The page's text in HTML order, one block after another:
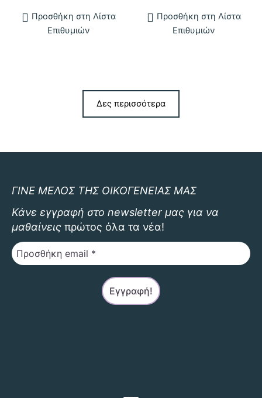
Προσθήκη στη Λίστα
Επιθυμιών
Προσθήκη στη Λίστα
Επιθυμιών
Δες περισσότερα
ΓΙΝΕ ΜΕΛΟΣ ΤΗΣ ΟΙΚΟΓΕΝΕΙΑΣ ΜΑΣ
Κάνε εγγραφή στο newsletter μας για να
μαθαίνεις πρώτος όλα τα νέα!